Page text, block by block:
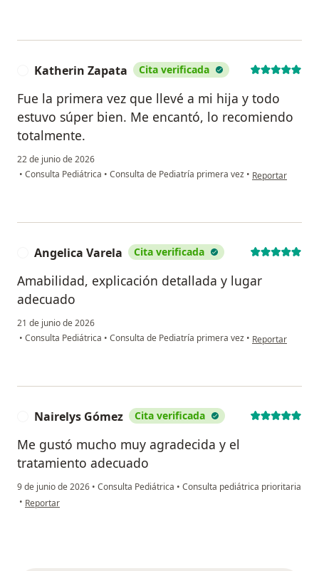
Katherin Zapata Cita verificada
Fue la primera vez que llevé a mi hija y todo
estuvo súper bien. Me encantó, lo recomiendo
totalmente.
22 de junio de 2026
• Consulta Pediátrica • Consulta de Pediatría primera vez • en opinión del
Reportar
Angelica Varela Cita verificada
Amabilidad, explicación detallada y lugar
adecuado
21 de junio de 2026
• Consulta Pediátrica • Consulta de Pediatría primera vez • en opinión del
Reportar
Nairelys Gómez Cita verificada
Me gustó mucho muy agradecida y el
tratamiento adecuado
9 de junio de 2026 • Consulta Pediátrica • Consulta pediátrica prioritaria
• en opinión del usuario Nairelys Gómez
Reportar